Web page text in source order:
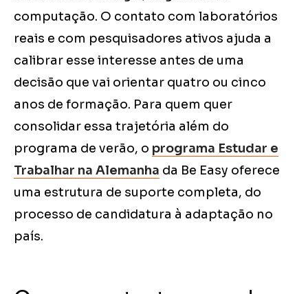
computação. O contato com laboratórios
reais e com pesquisadores ativos ajuda a
calibrar esse interesse antes de uma
decisão que vai orientar quatro ou cinco
anos de formação. Para quem quer
consolidar essa trajetória além do
programa de verão, o programa Estudar e
Trabalhar na Alemanha da Be Easy oferece
uma estrutura de suporte completa, do
processo de candidatura à adaptação no
país.